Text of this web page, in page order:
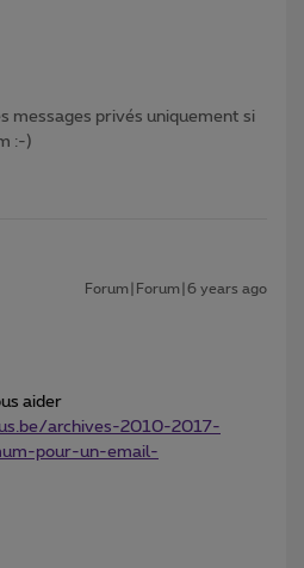
messages privés uniquement si
:-)
Forum|Forum|6 years ago
aider
archives-2010-2017-
pour-un-email-